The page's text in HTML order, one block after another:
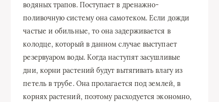
водяных трапов. Поступает в дренажно-
поливочную систему она самотеком. Если дожди
частые и обильные, то она задерживается в
колодце, который в данном случае выступает
резервуаром воды. Когда наступят засушливые
дни, корни растений будут вытягивать влагу из
петель в трубе. Она пролагается под землей, в
корнях растений, поэтому расходуется экономно,